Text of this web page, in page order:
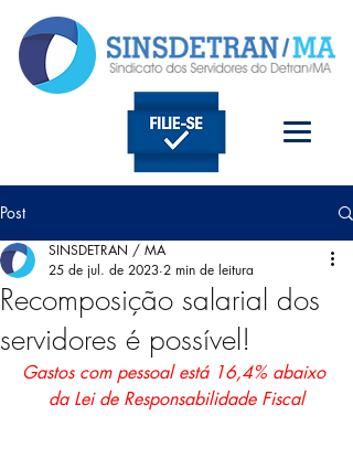
Post
Recomposição salarial dos
servidores é possível!
SINSDETRAN / MA
25 de jul. de 2023 2 min de leitura
Gastos com pessoal está 16,4% abaixo
da Lei de Responsabilidade Fiscal